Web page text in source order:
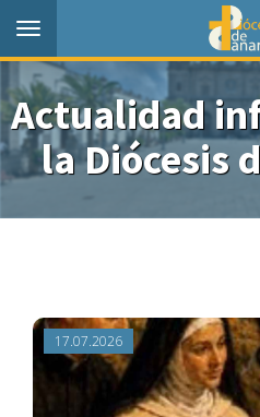
Toggle
navigation
Actualidad
la Diócesis
17.07.2026